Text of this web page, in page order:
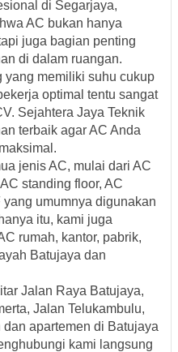
di Segarjaya,
AC bukan hanya
juga bagian penting
di dalam ruangan.
yang memiliki suhu cukup
optimal tentu sangat
Sejahtera Jaya Teknik
terbaik agar AC Anda
jenis AC, mulai dari AC
standing floor, AC
umumnya digunakan
itu, kami juga
rumah, kantor, pabrik,
Batujaya dan
Jalan Raya Batujaya,
Jalan Telukambulu,
apartemen di Batujaya
kami langsung